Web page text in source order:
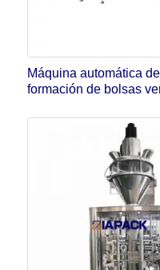
Máquina automática
formación de bolsas